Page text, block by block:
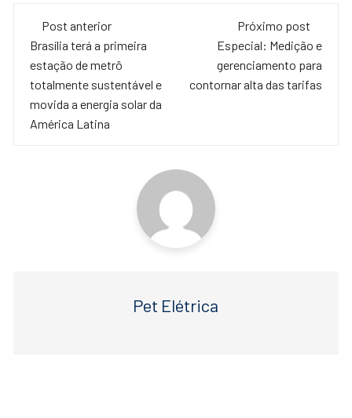
e
b
o
o
k
er s
A
p
p
Navegação
de
post
Post anterior
Brasília terá a primeira
estação de metrô
totalmente sustentável e
movida a energia solar da
América Latina
Próximo post
Especial: Medição e
gerenciamento para
contornar alta das tarifas
Pet Elétrica